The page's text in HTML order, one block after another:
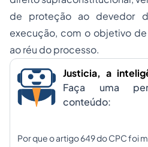
de proteção ao devedor
execução, com o objetivo
ao réu do processo.
Justicia, a
Faça uma
conteúdo:
Por que o artigo 649 do CPC foi